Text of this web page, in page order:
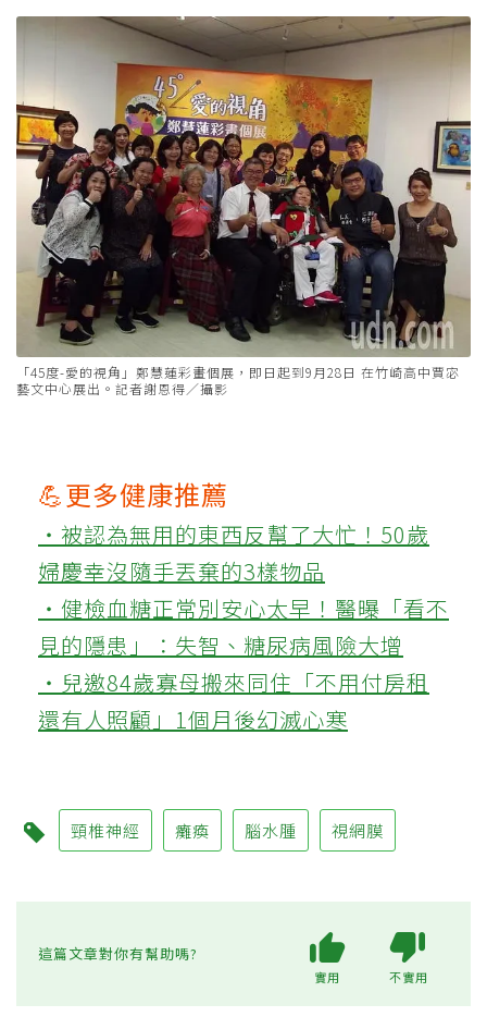
「45度-愛的視角」鄭慧蓮彩畫個展，即日起到9月28日 在竹崎高中賈宓
藝文中心展出。記者謝恩得／攝影
💪更多健康推薦
‧被認為無用的東西反幫了大忙！50歲
婦慶幸沒隨手丟棄的3樣物品
‧健檢血糖正常別安心太早！醫曝「看不
見的隱患」：失智、糖尿病風險大增
‧兒邀84歲寡母搬來同住「不用付房租
還有人照顧」1個月後幻滅心寒
頸椎神經 癱瘓 腦水腫 視網膜
這篇文章對你有幫助嗎?
實用 不實用